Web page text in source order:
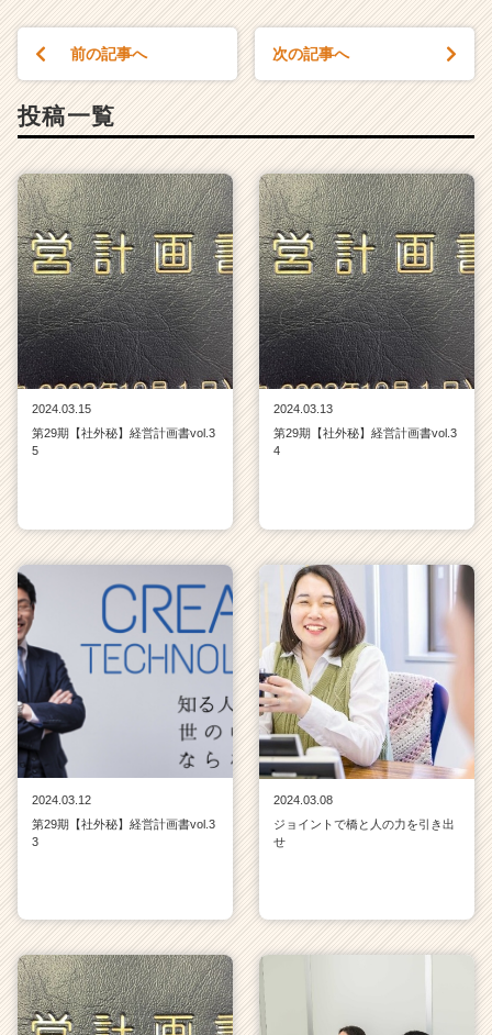
チ
企
か
ら
ス
カ
ウ
ト
が
届
く
就
サ
ア
キ
（C
h
e
e
r
C
e
前の記事へ 次の記事へ
投稿一覧
2024.03.15
第29期【社外秘】経営計画書vol.3
5
2024.03.13
第29期【社外秘】経営計画書vol.3
4
2024.03.12
第29期【社外秘】経営計画書vol.3
3
2024.03.08
ジョイントで橋と人の力を引き出
せ